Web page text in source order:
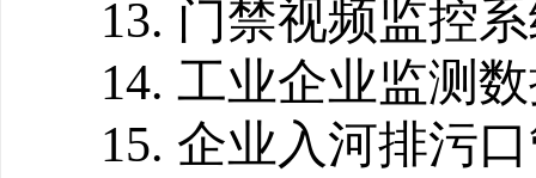
13. 门禁视频监控
14. 工业企业监测
15. 企业入河排污